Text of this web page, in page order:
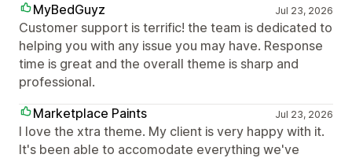
MyBedGuyz Jul 23, 2026
Customer support is terrific! the team is dedicated to
helping you with any issue you may have. Response
time is great and the overall theme is sharp and
professional.
Marketplace Paints
Jul 23, 2026
I love the xtra theme. My client is very happy with it.
It's been able to accomodate everything we've